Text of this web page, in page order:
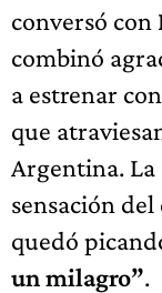
conversó con
combinó
a estrenar
que
Argentina.
sensación
quedó
un milagro”.